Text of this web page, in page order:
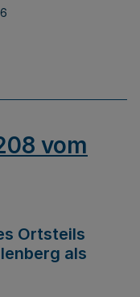
vom
Ortsteils
als